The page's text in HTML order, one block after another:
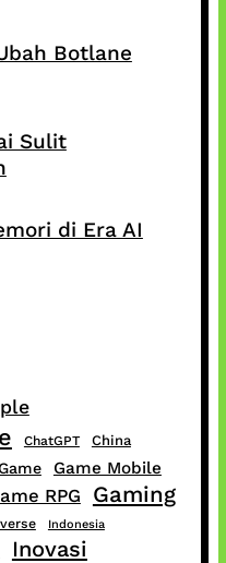
Botlane
Sulit
di Era AI
ChatGPT China
Game Mobile
RPG Gaming
Indonesia
Inovasi